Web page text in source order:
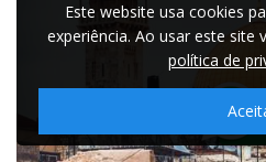
Este website usa cookies
experiência. Ao usar este site
política de